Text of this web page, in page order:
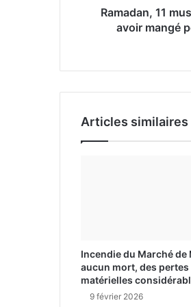
l
Ramadan, 11
avoir mangé
Articles similaires
Incendie du Marché de
aucun mort, des pertes
matérielles
9 février 2026